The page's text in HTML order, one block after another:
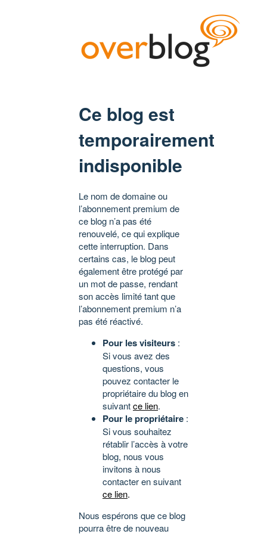
Ce blog est
temporairement
indisponible
Le nom de domaine ou
l’abonnement premium de
ce blog n’a pas été
renouvelé, ce qui explique
cette interruption. Dans
certains cas, le blog peut
également être protégé par
un mot de passe, rendant
son accès limité tant que
l’abonnement premium n’a
pas été réactivé.
Pour les visiteurs :
Si vous avez des
questions, vous
pouvez contacter le
propriétaire du blog en
suivantce lien.
Pour le propriétaire :
Si vous souhaitez
rétablir l’accès à votre
blog, nous vous
invitons à nous
contacter en suivant
ce lien.
Nous espérons que ce blog
pourra être de nouveau